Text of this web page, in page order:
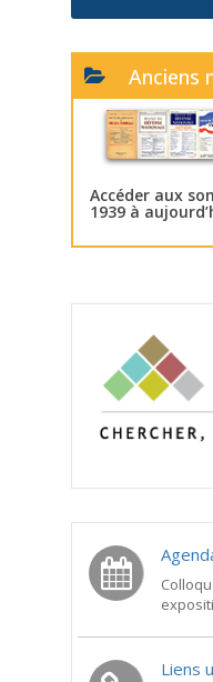
Anciens
Accéder aux
1939 à
Liens